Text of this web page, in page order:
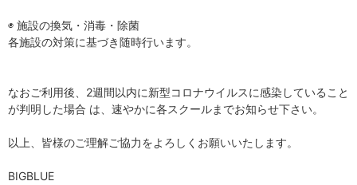
◉ 施設の換気・消毒・除菌
各施設の対策に基づき随時行います。
なおご利用後、2週間以内に新型コロナウイルスに感染していること
が判明した場合 は、速やかに各スクールまでお知らせ下さい。
以上、皆様のご理解ご協力をよろしくお願いいたします。
BIGBLUE